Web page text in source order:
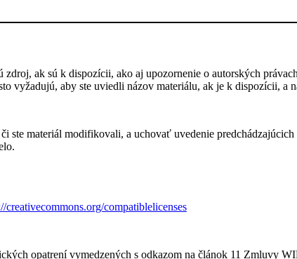
ak sú k dispozícii, ako aj upozornenie o autorských
vyžadujú, aby ste uviedli názov materiálu, ak je k dispozícii, a
ste materiál modifikovali, a uchovať uvedenie
creativecommons.org/compatiblelicenses
opatrení vymedzených s odkazom na článok 11 Zmluvy